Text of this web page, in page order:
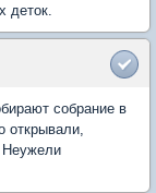
деток.
собрание в
открывали,
Неужели